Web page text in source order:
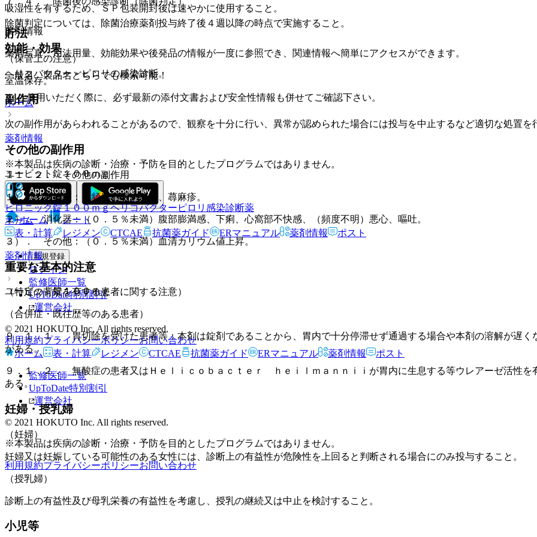
吸湿性を有するため、ＳＰ包装開封後は速やかに使用すること。
貯法
（保管上の注意）
室温保存。
ホーム
薬剤情報
ユービット錠１００ｍｇ
ピロニック錠１００ｍｇヘリコバクターピロリ感染診断薬
ホーム
薬剤情報
ユービット錠１００ｍｇ
除菌判定については、除菌治療薬剤投与終了後４週以降の時点で実施すること。
効能・効果
ヘリコバクター・ピロリの感染診断。
副作用
次の副作用があらわれることがあるので、観察を十分に行い、異常が認められた場合には投与を中止するなど適切な処置を
その他の副作用
１１．２． その他の副作用
１）． 過敏症：（頻度不明）発疹、蕁麻疹。
２）． 消化器：（０．５％未満）腹部膨満感、下痢、心窩部不快感、（頻度不明）悪心、嘔吐。
３）． その他：（０．５％未満）血清カリウム値上昇。
重要な基本的注意
（特定の背景を有する患者に関する注意）
（合併症・既往歴等のある患者）
９．１．１． 胃切除を受けた患者等：本剤は錠剤であることから、胃内で十分停滞せず通過する場合や本剤の溶解が遅
がある。
９．１．２． 無酸症の患者又はＨｅｌｉｃｏｂａｃｔｅｒ ｈｅｉｌｍａｎｎｉｉが胃内に生息する等ウレアーゼ活性を
ある。
妊婦・授乳婦
（妊婦）
妊婦又は妊娠している可能性のある女性には、診断上の有益性が危険性を上回ると判断される場合にのみ投与すること。
（授乳婦）
診断上の有益性及び母乳栄養の有益性を考慮し、授乳の継続又は中止を検討すること。
小児等
薬剤情報
薬剤写真、用法用量、効能効果や後発品の情報が一度に参照でき、関連情報へ簡単にアクセスができます。
一般名、製品名どちらでも検索可能！
※ ご使用いただく際に、必ず最新の添付文書および安全性情報も併せてご確認下さい。
※本製品は疾病の診断・治療・予防を目的としたプログラムではありません。
ホーム
ノート
表・計算
レジメン CTCAE 抗菌薬ガイド ERマニュアル 薬剤情報 ポスト
新規登録
ログイン
監修医師一覧
UpToDate特別割引
運営会社
© 2021 HOKUTO Inc. All rights reserved.
利用規約プライバシーポリシーお問い合わせ
ホーム
表・計算 レジメン CTCAE 抗菌薬ガイド ERマニュアル 薬剤情報 ポスト
監修医師一覧
UpToDate特別割引
運営会社
© 2021 HOKUTO Inc. All rights reserved.
※本製品は疾病の診断・治療・予防を目的としたプログラムではありません。
利用規約プライバシーポリシーお問い合わせ